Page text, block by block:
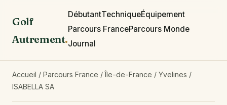
Golf
Autrement.
DébutantTechniqueÉquipement
Parcours FranceParcours Monde
Journal
Accueil / Parcours France /Île-de-France / Yvelines /
ISABELLA SA